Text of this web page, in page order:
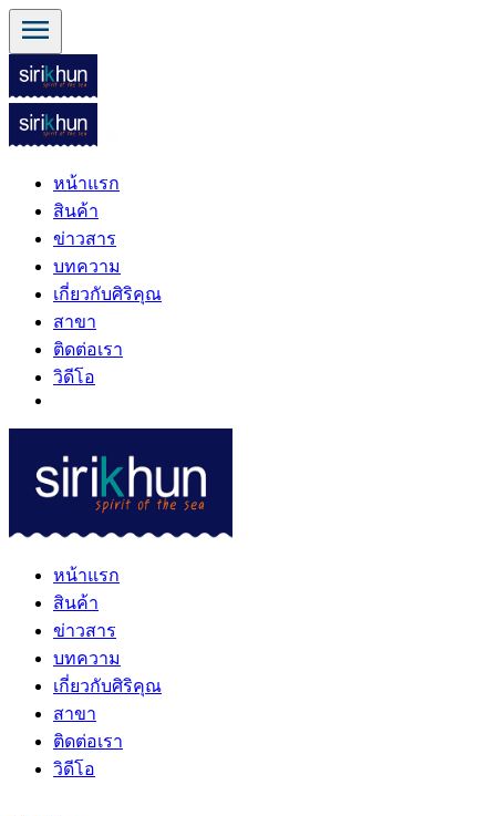
menu
หน้าแรก
สินค้า
ข่าวสาร
บทความ
เกี่ยวกับศิริคุณ
สาขา
ติดต่อเรา
วิดีโอ
หน้าแรก
สินค้า
ข่าวสาร
บทความ
เกี่ยวกับศิริคุณ
สาขา
ติดต่อเรา
วิดีโอ